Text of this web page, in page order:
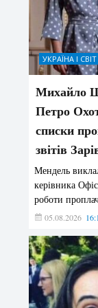
УКРАЇНА І СВІТ
Михайло
Петро
списки
звітів
Мендель
керівника
роботи
05.08.2026